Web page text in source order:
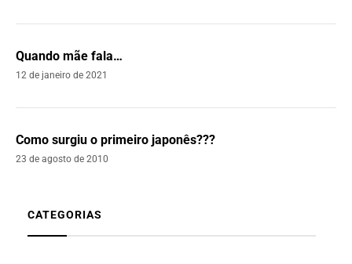
Quando mãe fala…
12 de janeiro de 2021
Como surgiu o primeiro japonês???
23 de agosto de 2010
CATEGORIAS